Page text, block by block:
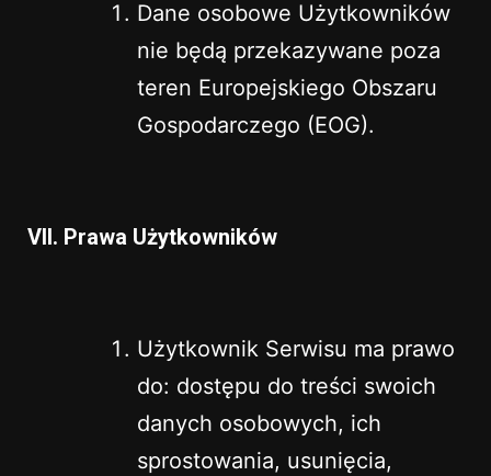
Dane osobowe Użytkowników
nie będą przekazywane poza
teren Europejskiego Obszaru
Gospodarczego (EOG).
VII. Prawa Użytkowników
Użytkownik Serwisu ma prawo
do: dostępu do treści swoich
danych osobowych, ich
sprostowania, usunięcia,